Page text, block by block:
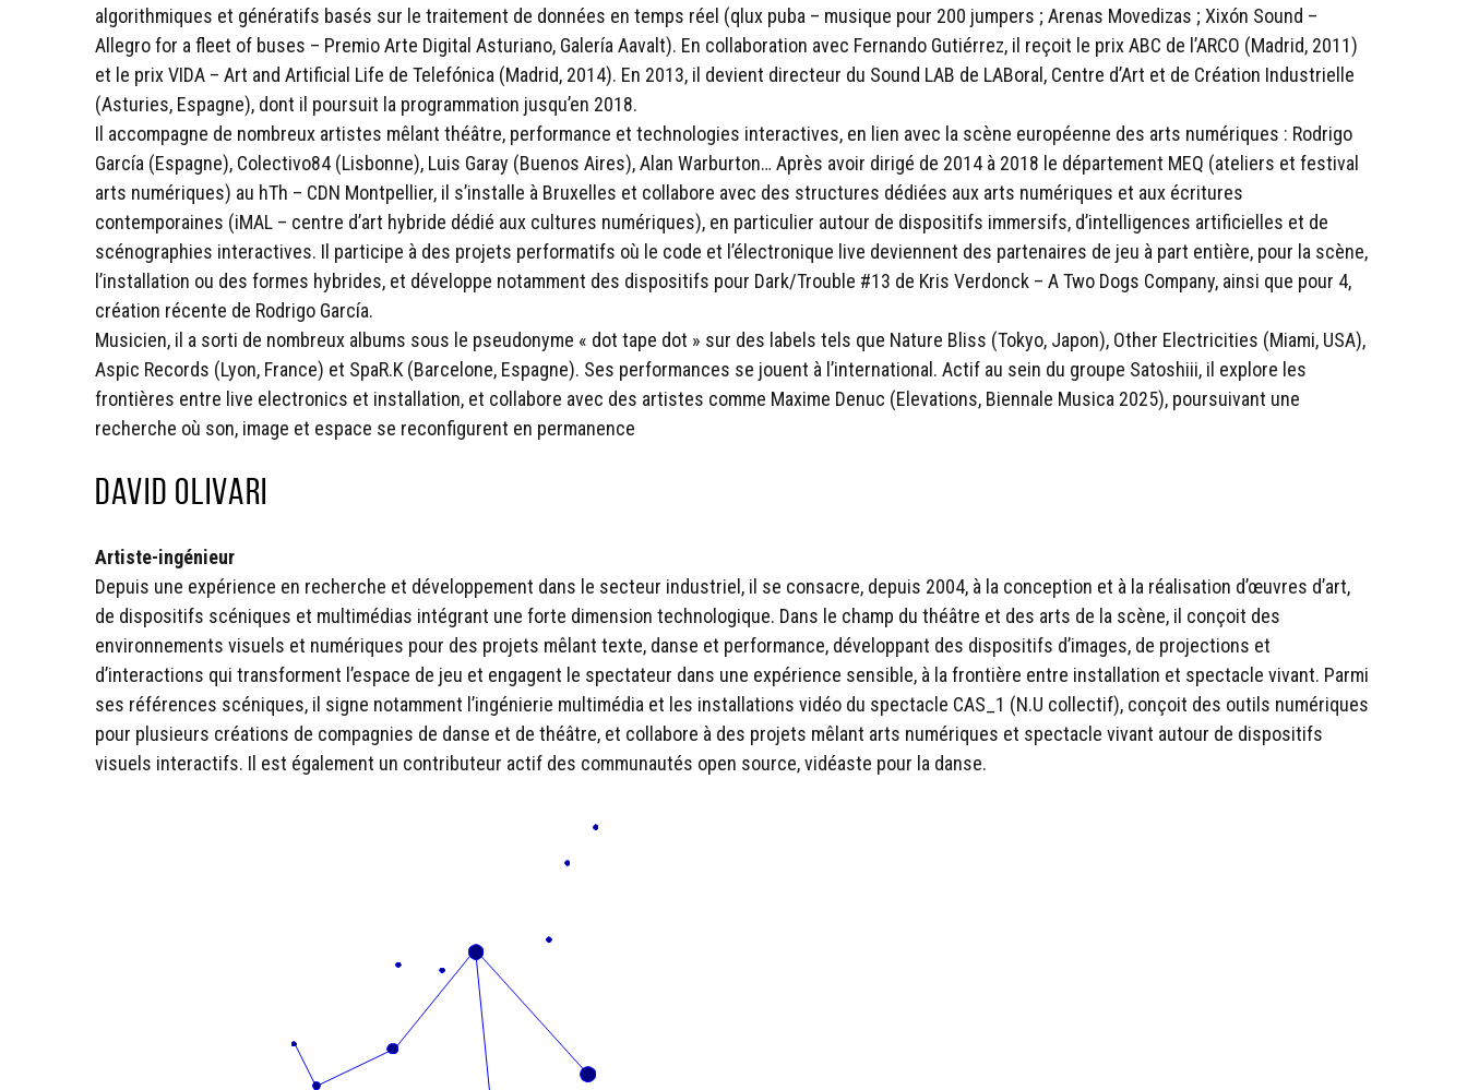
algorithmiques et génératifs basés sur le traitement de données en temps réel (qlux puba – musique pour 200 jumpers ; Arenas Movedizas ; Xixón Sound –
Allegro for a fleet of buses – Premio Arte Digital Asturiano, Galería Aavalt). En collaboration avec Fernando Gutiérrez, il reçoit le prix ABC de l’ARCO (Madrid, 2011)
et le prix VIDA – Art and Artificial Life de Telefónica (Madrid, 2014). En 2013, il devient directeur du Sound LAB de LABoral, Centre d’Art et de Création Industrielle
(Asturies, Espagne), dont il poursuit la programmation jusqu’en 2018.
Il accompagne de nombreux artistes mêlant théâtre, performance et technologies interactives, en lien avec la scène européenne des arts numériques : Rodrigo
García (Espagne), Colectivo84 (Lisbonne), Luis Garay (Buenos Aires), Alan Warburton… Après avoir dirigé de 2014 à 2018 le département MEQ (ateliers et festival
arts numériques) au hTh – CDN Montpellier, il s’installe à Bruxelles et collabore avec des structures dédiées aux arts numériques et aux écritures
contemporaines (iMAL – centre d’art hybride dédié aux cultures numériques), en particulier autour de dispositifs immersifs, d’intelligences artificielles et de
scénographies interactives. Il participe à des projets performatifs où le code et l’électronique live deviennent des partenaires de jeu à part entière, pour la scène,
l’installation ou des formes hybrides, et développe notamment des dispositifs pour Dark/Trouble #13 de Kris Verdonck – A Two Dogs Company, ainsi que pour 4,
création récente de Rodrigo García.
Musicien, il a sorti de nombreux albums sous le pseudonyme « dot tape dot » sur des labels tels que Nature Bliss (Tokyo, Japon), Other Electricities (Miami, USA),
Aspic Records (Lyon, France) et SpaR.K (Barcelone, Espagne). Ses performances se jouent à l’international. Actif au sein du groupe Satoshiii, il explore les
frontières entre live electronics et installation, et collabore avec des artistes comme Maxime Denuc (Elevations, Biennale Musica 2025), poursuivant une
recherche où son, image et espace se reconfigurent en permanence
David Olivari
Artiste-ingénieur
Depuis une expérience en recherche et développement dans le secteur industriel, il se consacre, depuis 2004, à la conception et à la réalisation d’œuvres d’art,
de dispositifs scéniques et multimédias intégrant une forte dimension technologique. Dans le champ du théâtre et des arts de la scène, il conçoit des
environnements visuels et numériques pour des projets mêlant texte, danse et performance, développant des dispositifs d’images, de projections et
d’interactions qui transforment l’espace de jeu et engagent le spectateur dans une expérience sensible, à la frontière entre installation et spectacle vivant. Parmi
ses références scéniques, il signe notamment l’ingénierie multimédia et les installations vidéo du spectacle CAS_1 (N.U collectif), conçoit des outils numériques
pour plusieurs créations de compagnies de danse et de théâtre, et collabore à des projets mêlant arts numériques et spectacle vivant autour de dispositifs
visuels interactifs. Il est également un contributeur actif des communautés open source, vidéaste pour la danse.